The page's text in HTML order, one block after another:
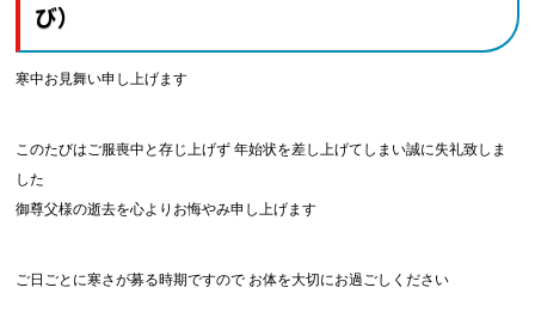
び）
寒中お見舞い申し上げます
このたびはご服喪中と存じ上げず 年始状を差し上げてしまい誠に失礼致しま
した
御尊父様の逝去を心よりお悔やみ申し上げます
ご日ごとに寒さが募る時期ですので お体を大切にお過ごしください